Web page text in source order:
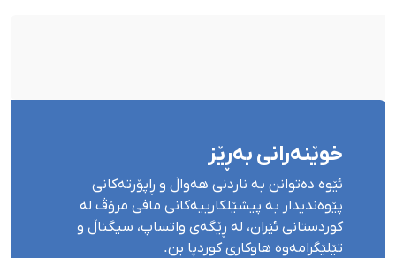
خوێنەرانی بەڕێز
ئێوە دەتوانن بە ناردنی هەواڵ و ڕاپۆرتەکانی
پێوەندیدار بە پیشێلکارییەکانی مافی مرۆڤ لە
کوردستانی ئێران، لە ڕێگەی واتساپ، سیگناڵ و
تێلێگرامەوە هاوکاری کوردپا بن.